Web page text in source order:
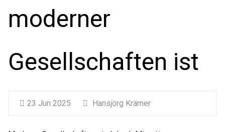
moderner
Gesellschaften ist
23 Jun 2025 Hansjörg Krämer